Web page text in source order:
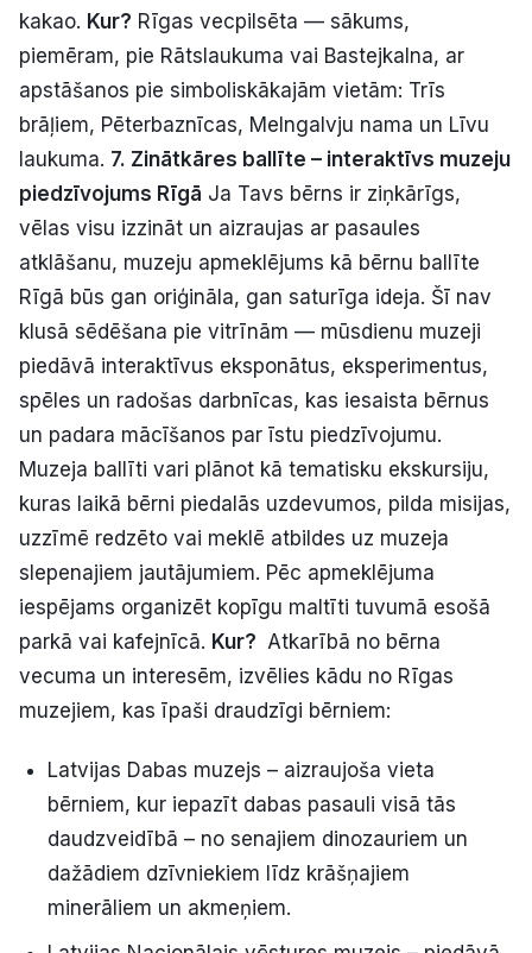
kakao. Kur? Rīgas vecpilsēta — sākums,
piemēram, pie Rātslaukuma vai Bastejkalna, ar
apstāšanos pie simboliskākajām vietām: Trīs
brāļiem, Pēterbaznīcas, Melngalvju nama un Līvu
laukuma. 7. Zinātkāres ballīte – interaktīvs muzeju
piedzīvojums Rīgā Ja Tavs bērns ir ziņkārīgs,
vēlas visu izzināt un aizraujas ar pasaules
atklāšanu, muzeju apmeklējums kā bērnu ballīte
Rīgā būs gan oriģināla, gan saturīga ideja. Šī nav
klusā sēdēšana pie vitrīnām — mūsdienu muzeji
piedāvā interaktīvus eksponātus, eksperimentus,
spēles un radošas darbnīcas, kas iesaista bērnus
un padara mācīšanos par īstu piedzīvojumu.
Muzeja ballīti vari plānot kā tematisku ekskursiju,
kuras laikā bērni piedalās uzdevumos, pilda misijas,
uzzīmē redzēto vai meklē atbildes uz muzeja
slepenajiem jautājumiem. Pēc apmeklējuma
iespējams organizēt kopīgu maltīti tuvumā esošā
parkā vai kafejnīcā. Kur? Atkarībā no bērna
vecuma un interesēm, izvēlies kādu no Rīgas
muzejiem, kas īpaši draudzīgi bērniem:
Latvijas Dabas muzejs – aizraujoša vieta
bērniem, kur iepazīt dabas pasauli visā tās
daudzveidībā – no senajiem dinozauriem un
dažādiem dzīvniekiem līdz krāšņajiem
minerāliem un akmeņiem.